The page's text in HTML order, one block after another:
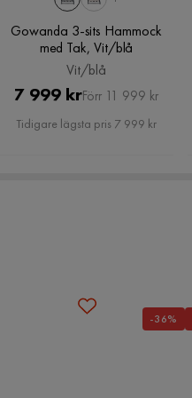
Gowanda 3-sits Hammock
med Tak, Vit/blå
Vit/blå
Pris
7 999 krOriginal
Pris
Förr 11 999 kr
Tidigare lägsta pris 7 999 kr
-36%